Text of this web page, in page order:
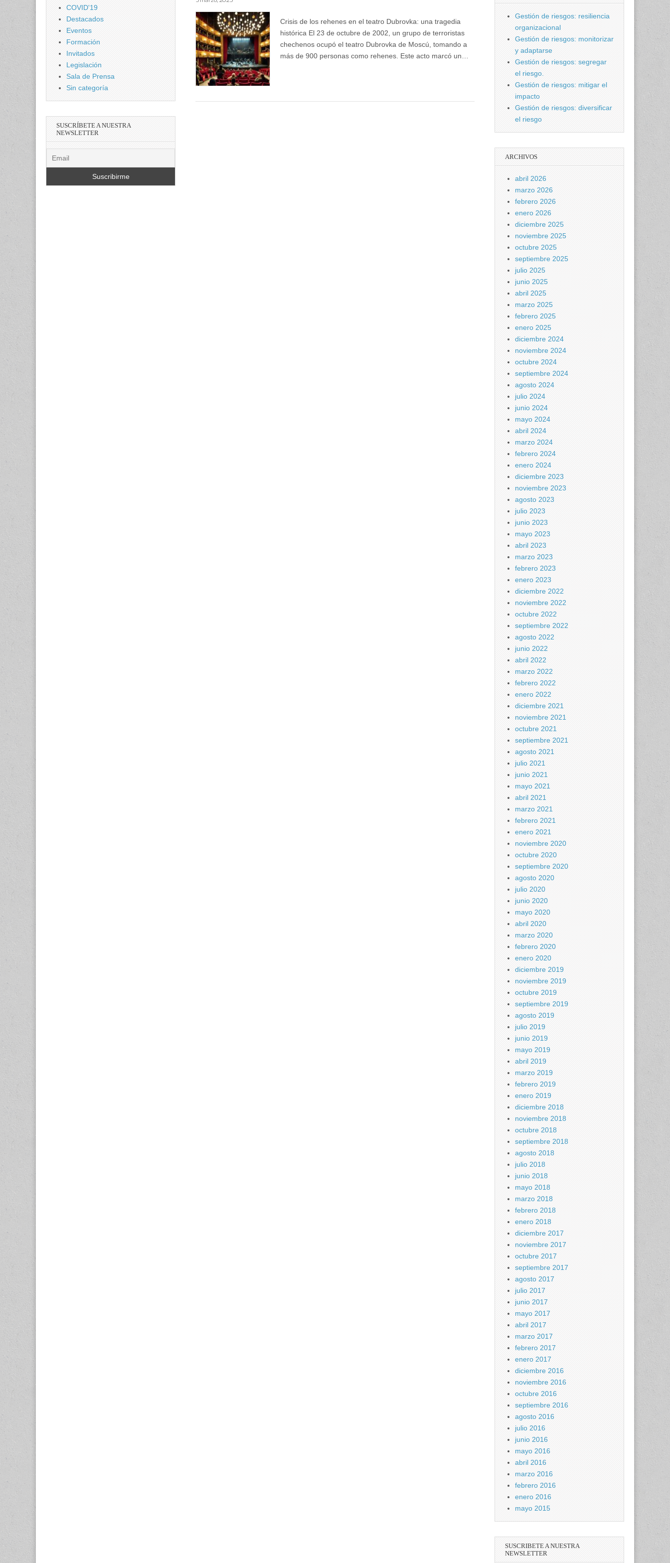
Crisis de los rehenes en el teatro Dubrovka: una tragedia
histórica El 23 de octubre de 2002, un grupo de terroristas
chechenos ocupó el teatro Dubrovka de Moscú, tomando a
más de 900 personas como rehenes. Este acto marcó un…
COVID'19
Destacados
Eventos
Formación
Invitados
Legislación
Sala de Prensa
Sin categoría
SUSCRÍBETE A NUESTRA
NEWSLETTER
Gestión de riesgos: resiliencia
organizacional
Gestión de riesgos: monitorizar
y adaptarse
Gestión de riesgos: segregar
el riesgo.
Gestión de riesgos: mitigar el
impacto
Gestión de riesgos: diversificar
el riesgo
ARCHIVOS
abril 2026
marzo 2026
febrero 2026
enero 2026
diciembre 2025
noviembre 2025
octubre 2025
septiembre 2025
julio 2025
junio 2025
abril 2025
marzo 2025
febrero 2025
enero 2025
diciembre 2024
noviembre 2024
octubre 2024
septiembre 2024
agosto 2024
julio 2024
junio 2024
mayo 2024
abril 2024
marzo 2024
febrero 2024
enero 2024
diciembre 2023
noviembre 2023
agosto 2023
julio 2023
junio 2023
mayo 2023
abril 2023
marzo 2023
febrero 2023
enero 2023
diciembre 2022
noviembre 2022
octubre 2022
septiembre 2022
agosto 2022
junio 2022
abril 2022
marzo 2022
febrero 2022
enero 2022
diciembre 2021
noviembre 2021
octubre 2021
septiembre 2021
agosto 2021
julio 2021
junio 2021
mayo 2021
abril 2021
marzo 2021
febrero 2021
enero 2021
noviembre 2020
octubre 2020
septiembre 2020
agosto 2020
julio 2020
junio 2020
mayo 2020
abril 2020
marzo 2020
febrero 2020
enero 2020
diciembre 2019
noviembre 2019
octubre 2019
septiembre 2019
agosto 2019
julio 2019
junio 2019
mayo 2019
abril 2019
marzo 2019
febrero 2019
enero 2019
diciembre 2018
noviembre 2018
octubre 2018
septiembre 2018
agosto 2018
julio 2018
junio 2018
mayo 2018
marzo 2018
febrero 2018
enero 2018
diciembre 2017
noviembre 2017
octubre 2017
septiembre 2017
agosto 2017
julio 2017
junio 2017
mayo 2017
abril 2017
marzo 2017
febrero 2017
enero 2017
diciembre 2016
noviembre 2016
octubre 2016
septiembre 2016
agosto 2016
julio 2016
junio 2016
mayo 2016
abril 2016
marzo 2016
febrero 2016
enero 2016
mayo 2015
SUSCRIBETE A NUESTRA
NEWSLETTER